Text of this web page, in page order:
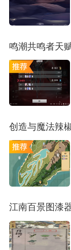
鸣潮共鸣者天
创造与魔法辣
江南百景图漆